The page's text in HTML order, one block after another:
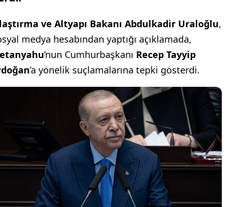
ve Altyapı Bakanı Abdulkadir Uraloğlu,
medya hesabından yaptığı açıklamada,
’nun Cumhurbaşkanı Recep Tayyip
’a yönelik suçlamalarına tepki gösterdi.